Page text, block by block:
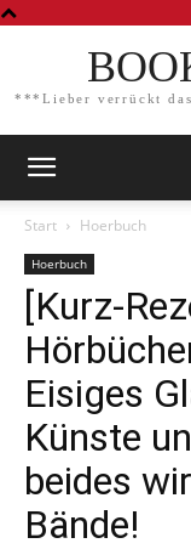
***Lieber verrückt
Start Hoerbuch
Hoerbuch
[Kurz-
Eisiges
Künste
beides
Bände!